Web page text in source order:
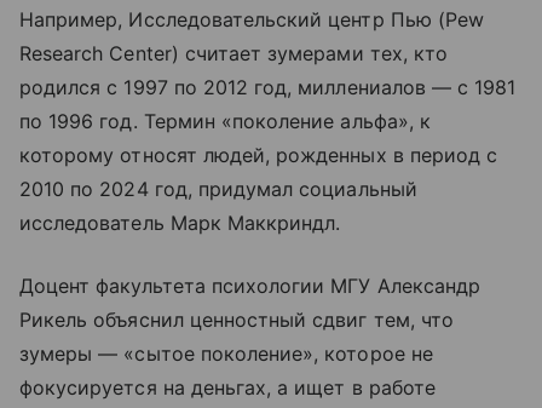
Например, Исследовательский центр Пью (Pew
Research Center) считает зумерами тех, кто
родился с 1997 по 2012 год, миллениалов — с 1981
по 1996 год. Термин «поколение альфа», к
которому относят людей, рожденных в период с
2010 по 2024 год, придумал социальный
исследователь Марк Маккриндл.
Доцент факультета психологии МГУ Александр
Рикель объяснил ценностный сдвиг тем, что
зумеры — «сытое поколение», которое не
фокусируется на деньгах, а ищет в работе